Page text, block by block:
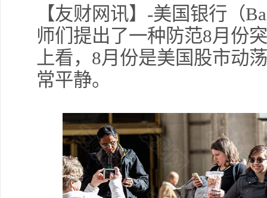
【友财网讯】-美国银行（
师们提出了一种防范8月份
上看，8月份是美国股市动
常平静。